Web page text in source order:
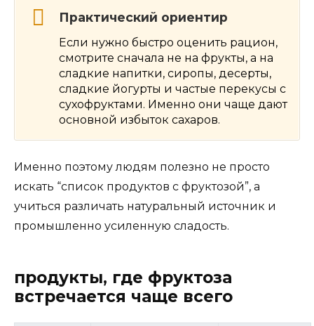
Практический ориентир
Если нужно быстро оценить рацион,
смотрите сначала не на фрукты, а на
сладкие напитки, сиропы, десерты,
сладкие йогурты и частые перекусы с
сухофруктами. Именно они чаще дают
основной избыток сахаров.
Именно поэтому людям полезно не просто
искать “список продуктов с фруктозой”, а
учиться различать натуральный источник и
промышленно усиленную сладость.
продукты, где фруктоза
встречается чаще всего